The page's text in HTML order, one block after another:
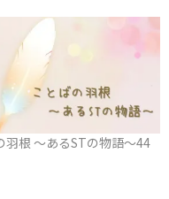
羽根 ～あるSTの物語～44